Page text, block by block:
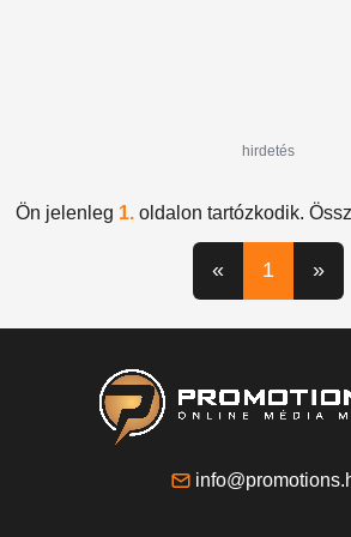
hirdetés
Ön jelenleg 1. oldalon tartózkodik.
« 1 »